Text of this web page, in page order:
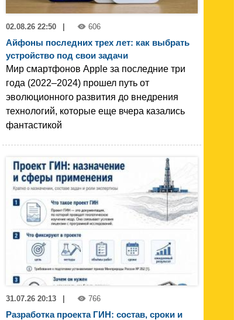
02.08.26 22:50 606
Айфоны последних трех лет: как выбрать
устройство под свои задачи
Мир смартфонов Apple за последние три
года (2022–2024) прошел путь от
эволюционного развития до внедрения
технологий, которые еще вчера казались
фантастикой
31.07.26 20:13 766
Разработка проекта ГИН: состав, сроки и